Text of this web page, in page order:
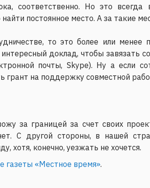
соответственно. Но это
постоянное место. А за такие
то это более или менее
доклад, чтобы завязать
почты, Skype). Ну а если
грант на поддержку совместной
за границей за счет своих
С другой стороны, в нашей
хотя, конечно, уезжать не хочется.
газеты «Местное время».